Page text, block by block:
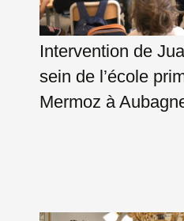
Intervention de
sein de l’école
Mermoz à